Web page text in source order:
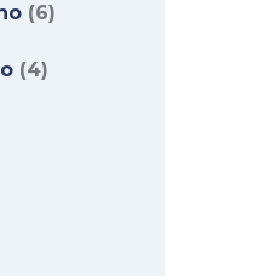
(6)
(4)